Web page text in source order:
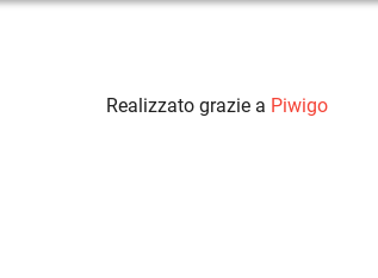
Realizzato grazie a Piwigo